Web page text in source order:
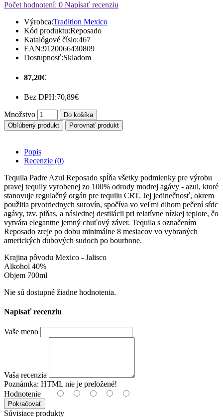
Počet hodnotení: 0 Napísať recenziu
Výrobca:Tradition Mexico
Kód produktu:Reposado
Katalógové číslo:467
EAN:9120066430809
Dostupnosť:Skladom
87,20€
Bez DPH:70,89€
Množstvo
Do košíka
Obľúbený produkt
Porovnať produkt
Popis
Recenzie (0)
Tequila Padre Azul Reposado spĺňa všetky podmienky pre výrobu
pravej tequily vyrobenej zo 100% odrody modrej agávy - azul, ktoré
stanovuje regulačný orgán pre tequilu CRT. Jej jedinečnosť, okrem
použitia prvotriednych surovín, spočíva vo veľmi dlhom pečení sŕdc
agávy, tzv. piňas, a následnej destilácii pri relatívne nízkej teplote, čo
vytvára elegantne jemný chuťový záver. Tequila s označením
Reposado zreje po dobu minimálne 8 mesiacov vo vybraných
amerických dubových sudoch po bourbone.
Krajina pôvodu Mexico - Jalisco
Alkohol 40%
Objem 700ml
Nie sú dostupné žiadne hodnotenia.
Napísať recenziu
Vaše meno
Vaša recenzia
Poznámka: HTML nie je preložené!
Hodnotenie
Pokračovať
Súvisiace produkty